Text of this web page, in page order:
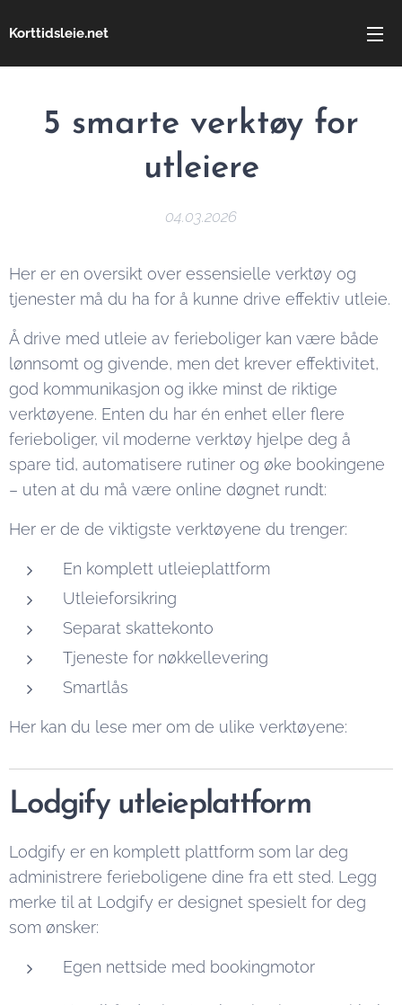
Korttidsleie.net
5 smarte verktøy for
utleiere
04.03.2026
Her er en oversikt over essensielle verktøy og
tjenester må du ha for å kunne drive effektiv utleie.
Å drive med utleie av ferieboliger kan være både
lønnsomt og givende, men det krever effektivitet,
god kommunikasjon og ikke minst de riktige
verktøyene. Enten du har én enhet eller flere
ferieboliger, vil moderne verktøy hjelpe deg å
spare tid, automatisere rutiner og øke bookingene
– uten at du må være online døgnet rundt:
Her er de de viktigste verktøyene du trenger:
En komplett utleieplattform
Utleieforsikring
Separat skattekonto
Tjeneste for nøkkellevering
Smartlås
Her kan du lese mer om de ulike verktøyene:
Lodgify utleieplattform
Lodgify er en komplett plattform som lar deg
administrere ferieboligene dine fra ett sted. Legg
merke til at Lodgify er designet spesielt for deg
som ønsker:
Egen nettside med bookingmotor